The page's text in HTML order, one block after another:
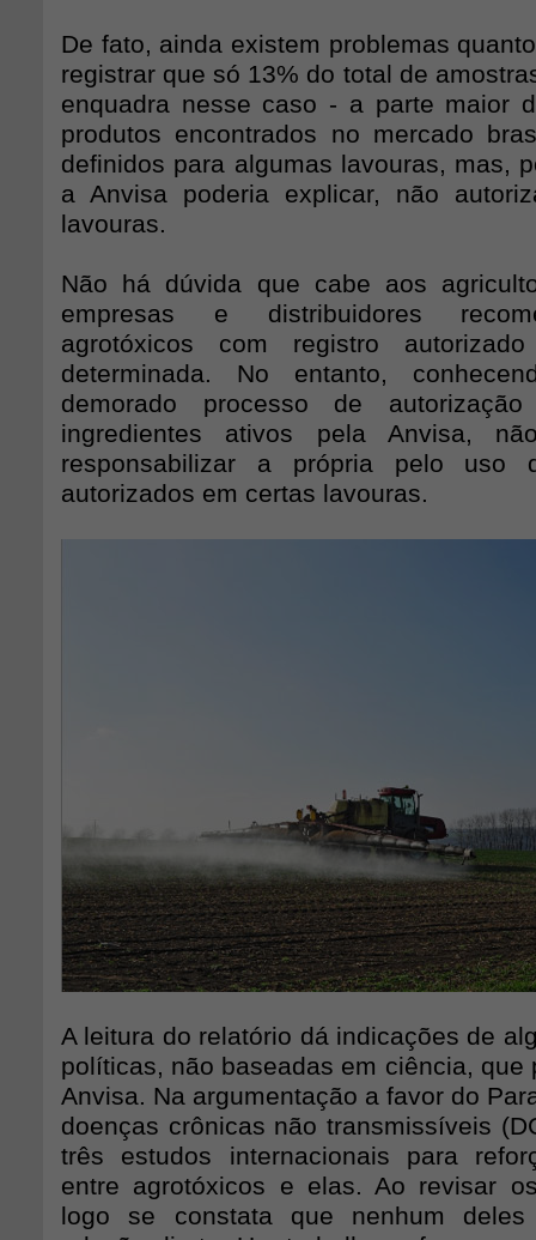
De fato, ainda existem problemas
registrar que só 13% do total de
enquadra nesse caso - a parte maior
produtos encontrados no mercado
definidos para algumas lavouras, mas,
a Anvisa poderia explicar, não
lavouras.
Não há dúvida que cabe aos
empresas e distribuidores
agrotóxicos com registro
determinada. No entanto,
demorado processo de
ingredientes ativos pela Anvisa,
responsabilizar a própria pelo uso
autorizados em certas lavouras.
A leitura do relatório dá indicações de
políticas, não baseadas em ciência, que
Anvisa. Na argumentação a favor do
doenças crônicas não transmissíveis
três estudos internacionais para
entre agrotóxicos e elas. Ao revisar
logo se constata que nenhum deles